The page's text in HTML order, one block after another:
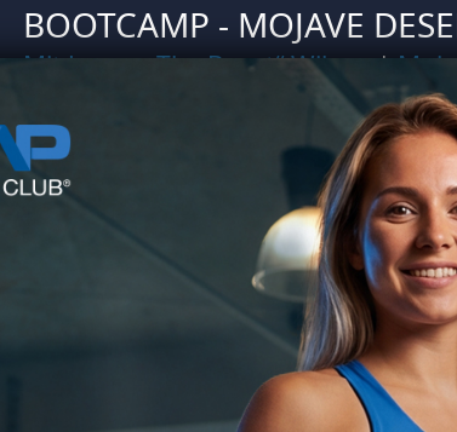
BOOTCAMP - MOJAVE
Mit James „The Beast“ Wilson|
In der glühend heißen Wüste Kaliforniens empfängt
ultimativen Boot Camp. Abgeschnitten von der
mit intensiven Bodyweight-Übungen wie Prison
zum absoluten Maximum. Je härter die
deinen ganzen Körper. Gnade? Nicht für dich!